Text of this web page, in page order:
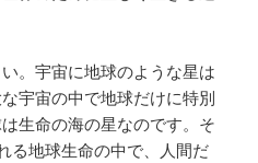
。宇宙に地球のような星は
宇宙の中で地球だけに特別
生命の海の星なのです。そ
る地球生命の中で、人間だ